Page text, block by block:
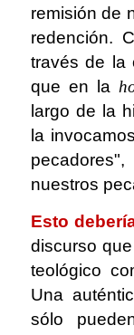
remisión de
redención.
través de la
que en la
largo de la
la
nuestros
Esto
discurso
teológico
Una
sólo